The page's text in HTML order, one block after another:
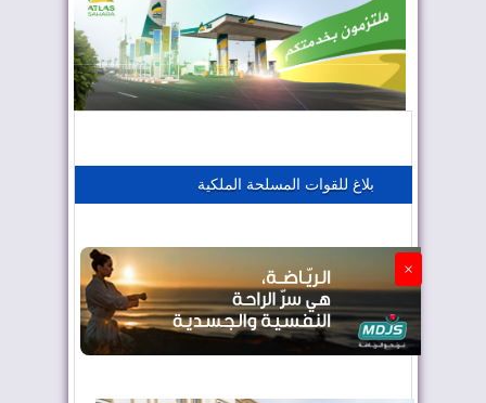
المغرب يعزز موقعه في صناعة الطيران
بلاغ للقوات المسلحة الملكية
×